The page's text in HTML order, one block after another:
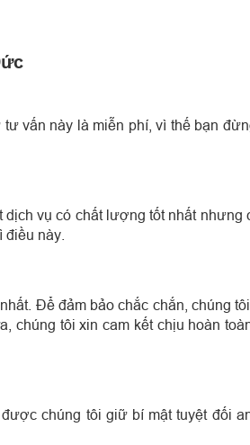
vấn này là miễn phí, vì thế bạn
vụ có chất lượng tốt nhất nhưng
này.
Để đảm bảo chắc chắn, chúng
chúng tôi xin cam kết chịu hoàn
chúng tôi giữ bí mật tuyệt đối